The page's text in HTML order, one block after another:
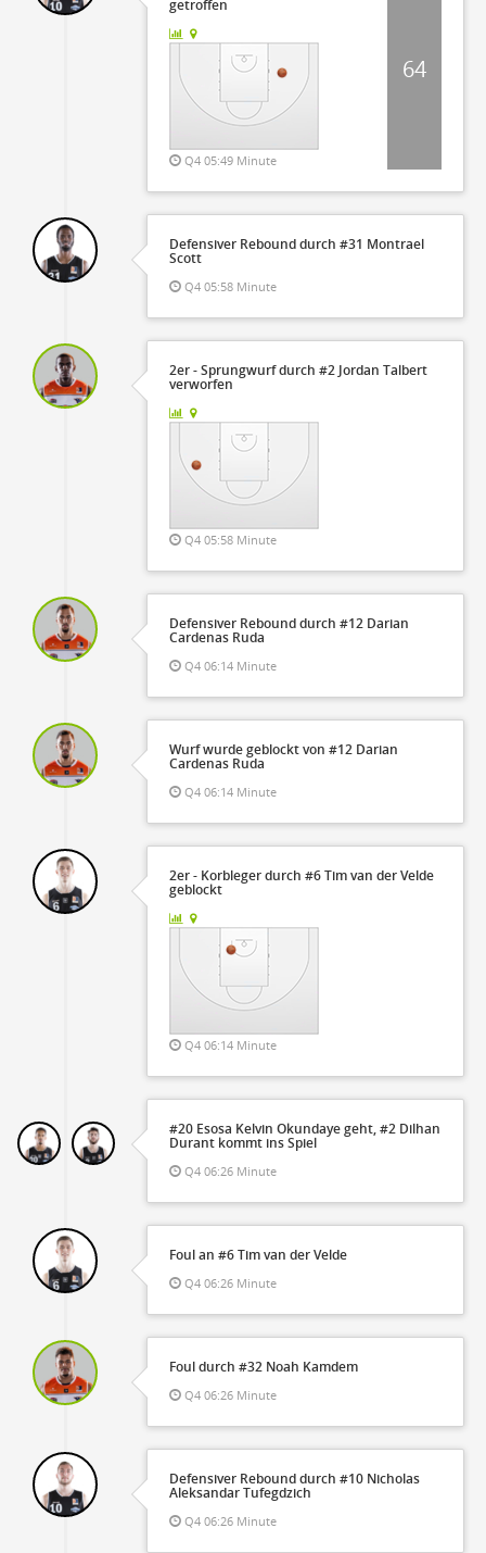
getroffen
Q4 05:49 Minute
64
Defensiver Rebound durch #31 Montrael
Scott
Q4 05:58 Minute
2er - Sprungwurf durch #2 Jordan Talbert
verworfen
Q4 05:58 Minute
Defensiver Rebound durch #12 Darian
Cardenas Ruda
Q4 06:14 Minute
Wurf wurde geblockt von #12 Darian
Cardenas Ruda
Q4 06:14 Minute
2er - Korbleger durch #6 Tim van der Velde
geblockt
Q4 06:14 Minute
#20 Esosa Kelvin Okundaye geht, #2 Dilhan
Durant kommt ins Spiel
Q4 06:26 Minute
Foul an #6 Tim van der Velde
Q4 06:26 Minute
Foul durch #32 Noah Kamdem
Q4 06:26 Minute
Defensiver Rebound durch #10 Nicholas
Aleksandar Tufegdzich
Q4 06:26 Minute